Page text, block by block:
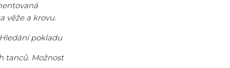
věže a krovu.
pokladu
tanců. Možnost